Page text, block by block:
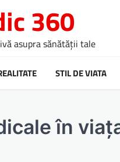
360
asupra sănătății tale
STIL DE VIATA
în